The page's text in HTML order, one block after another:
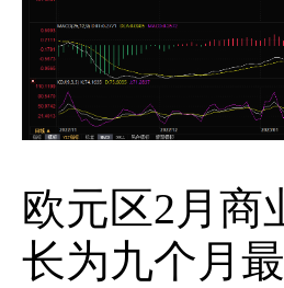
欧元区2月商
长为九个月